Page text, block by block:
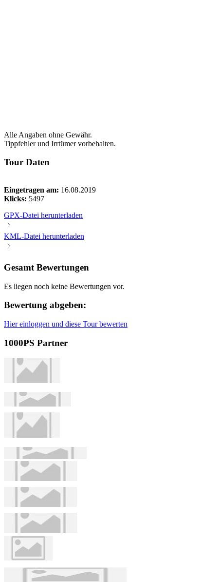
Alle Angaben ohne Gewähr.
Tippfehler und Irrtümer vorbehalten.
Tour Daten
Eingetragen am: 16.08.2019
Klicks: 5497
GPX-Datei herunterladen
KML-Datei herunterladen
Gesamt Bewertungen
Es liegen noch keine Bewertungen vor.
Bewertung abgeben:
Hier einloggen und diese Tour bewerten
1000PS Partner